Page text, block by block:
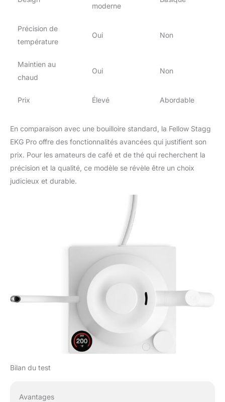
electrical systems. CARE
regular basis, remove
the kettle. This process
for all electric water
moderne
Précision de
température
Oui Non
Maintien au
chaud
Oui Non
Prix Élevé Abordable
En comparaison avec une bouilloire standard, la Fellow Stagg
EKG Pro offre des fonctionnalités avancées qui justifient son
prix. Pour les amateurs de café et de thé qui recherchent la
précision et la qualité, ce modèle se révèle être un choix
judicieux et durable.
Bilan du test
Avantages